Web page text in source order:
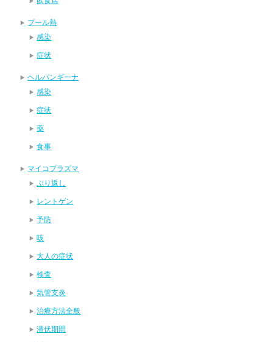
プール熱
感染
症状
ヘルパンギーナ
感染
症状
薬
食事
マイコプラズマ
ぶり返し
レントゲン
予防
咳
大人の症状
検査
気管支炎
治療方法全般
潜伏期間